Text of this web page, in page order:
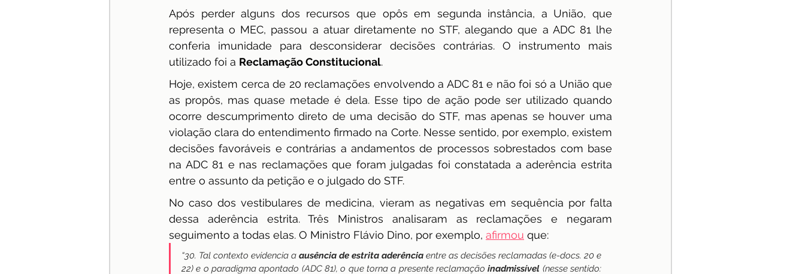
Após perder alguns dos recursos que opôs em segunda instância, a União, que
representa o MEC, passou a atuar diretamente no STF, alegando que a ADC 81 lhe
conferia imunidade para desconsiderar decisões contrárias. O instrumento mais
utilizado foi a Reclamação Constitucional.
Hoje, existem cerca de 20 reclamações envolvendo a ADC 81 e não foi só a União que
as propôs, mas quase metade é dela. Esse tipo de ação pode ser utilizado quando
ocorre descumprimento direto de uma decisão do STF, mas apenas se houver uma
violação clara do entendimento firmado na Corte. Nesse sentido, por exemplo, existem
decisões favoráveis e contrárias a andamentos de processos sobrestados com base
na ADC 81 e nas reclamações que foram julgadas foi constatada a aderência estrita
entre o assunto da petição e o julgado do STF.
No caso dos vestibulares de medicina, vieram as negativas em sequência por falta
dessa aderência estrita. Três Ministros analisaram as reclamações e negaram
seguimento a todas elas. O Ministro Flávio Dino, por exemplo, afirmou que:
“30. Tal contexto evidencia a ausência de estrita aderência entre as decisões reclamadas (e-docs. 20 e
22) e o paradigma apontado (ADC 81), o que torna a presente reclamação inadmissível (nesse sentido: